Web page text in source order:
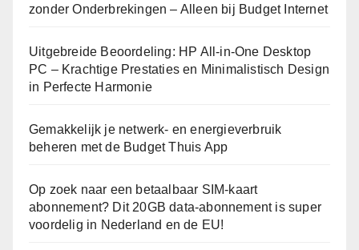
zonder Onderbrekingen – Alleen bij Budget Internet
Uitgebreide Beoordeling: HP All-in-One Desktop
PC – Krachtige Prestaties en Minimalistisch Design
in Perfecte Harmonie
Gemakkelijk je netwerk- en energieverbruik
beheren met de Budget Thuis App
Op zoek naar een betaalbaar SIM-kaart
abonnement? Dit 20GB data-abonnement is super
voordelig in Nederland en de EU!